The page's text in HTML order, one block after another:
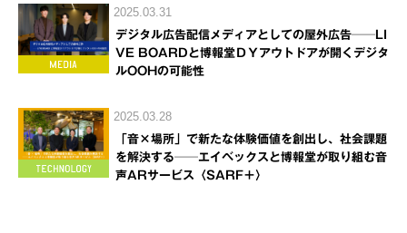
2025.03.31
デジタル広告配信メディアとしての屋外広告──LI
VE BOARDと博報堂ＤＹアウトドアが開くデジタ
ルOOHの可能性
2025.03.28
「音×場所」で新たな体験価値を創出し、社会課題
を解決する──エイベックスと博報堂が取り組む音
声ARサービス〈SARF＋〉